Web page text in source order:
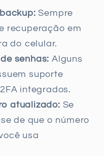
Sempre
recuperação em
do celular.
senhas: Alguns
suporte
integrados.
atualizado: Se
de que o número
usa